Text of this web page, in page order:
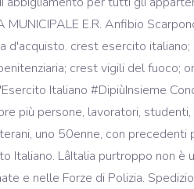
E.R. Anfibio
d'acquisto. crest esercito
crest vigili del fuoco;
Italiano #DipiùInsieme
più persone, lavoratori,
uno 50enne, con
Italiano. LâItalia purtroppo non
e nelle Forze di Polizia.